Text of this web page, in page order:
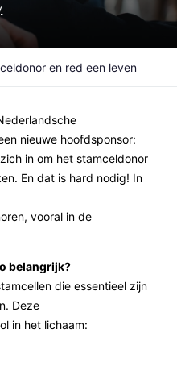
en red een leven
nieuwe hoofdsponsor:
in om het stamceldonor
En dat is hard nodig! In
vooral in de
belangrijk?
die essentieel zijn
Deze
in het lichaam: